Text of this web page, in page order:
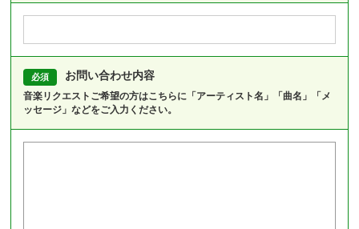
お問い合わせ内容
音楽リクエストご希望の方はこちらに「アーティスト名」「曲名」「メ
ッセージ」などをご入力ください。